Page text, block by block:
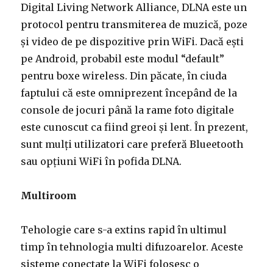
Digital Living Network Alliance, DLNA este un
protocol pentru transmiterea de muzică, poze
și video de pe dispozitive prin WiFi. Dacă ești
pe Android, probabil este modul “default”
pentru boxe wireless. Din păcate, în ciuda
faptului că este omniprezent începând de la
console de jocuri până la rame foto digitale
este cunoscut ca fiind greoi și lent. În prezent,
sunt mulți utilizatori care preferă Blueetooth
sau opțiuni WiFi în pofida DLNA.
Multiroom
Tehologie care s-a extins rapid în ultimul
timp în tehnologia multi difuzoarelor. Aceste
sisteme conectate la WiFi folosesc o